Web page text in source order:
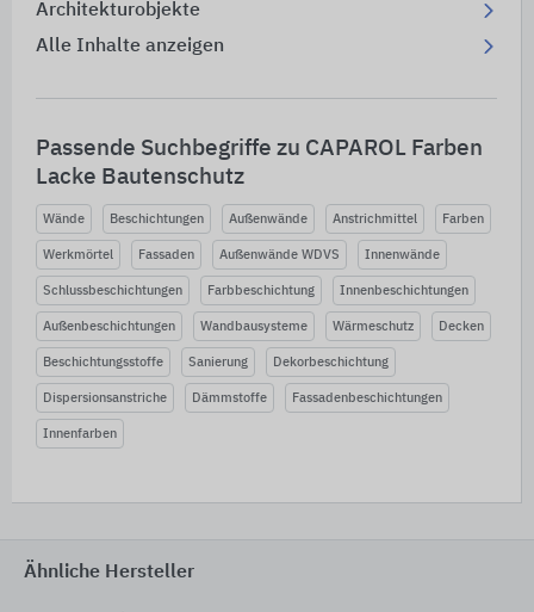
Architekturobjekte
Alle Inhalte anzeigen
Passende Suchbegriffe zu CAPAROL Farben
Lacke Bautenschutz
Wände Beschichtungen Außenwände Anstrichmittel Farben
Werkmörtel Fassaden Außenwände WDVS Innenwände
Schlussbeschichtungen Farbbeschichtung Innenbeschichtungen
Außenbeschichtungen Wandbausysteme Wärmeschutz Decken
Beschichtungsstoffe Sanierung Dekorbeschichtung
Dispersionsanstriche Dämmstoffe Fassadenbeschichtungen
Innenfarben
Ähnliche Hersteller